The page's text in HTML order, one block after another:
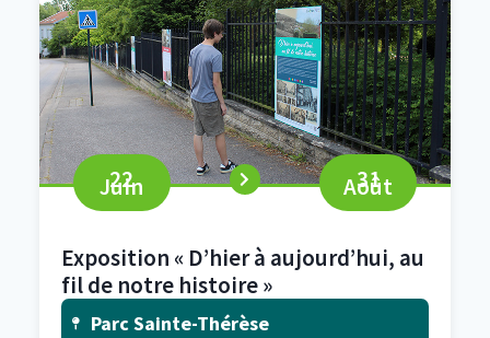
22
Juin 31
Août
Exposition « D’hier à aujourd’hui, au
fil de notre histoire »
Parc Sainte-Thérèse